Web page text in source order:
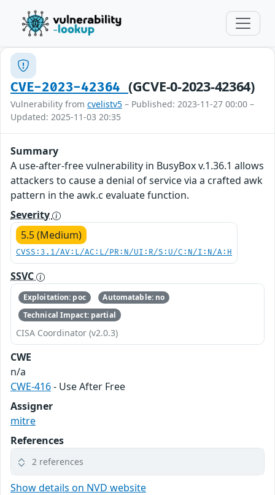
CVE-2023-42364 (GCVE-0-2023-42364)
Vulnerability from cvelistv5 – Published: 2023-11-27 00:00 –
Updated: 2025-11-03 20:35
Summary
A use-after-free vulnerability in BusyBox v.1.36.1 allows
attackers to cause a denial of service via a crafted awk
pattern in the awk.c evaluate function.
Severity
5.5 (Medium)
CVSS:3.1/AV:L/AC:L/PR:N/UI:R/S:U/C:N/I:N/A:H
SSVC
Exploitation: poc
Automatable: no
Technical Impact: partial
CISA Coordinator (v2.0.3)
CWE
n/a
CWE-416- Use After Free
Assigner
mitre
References
2 references
Show details on NVD website